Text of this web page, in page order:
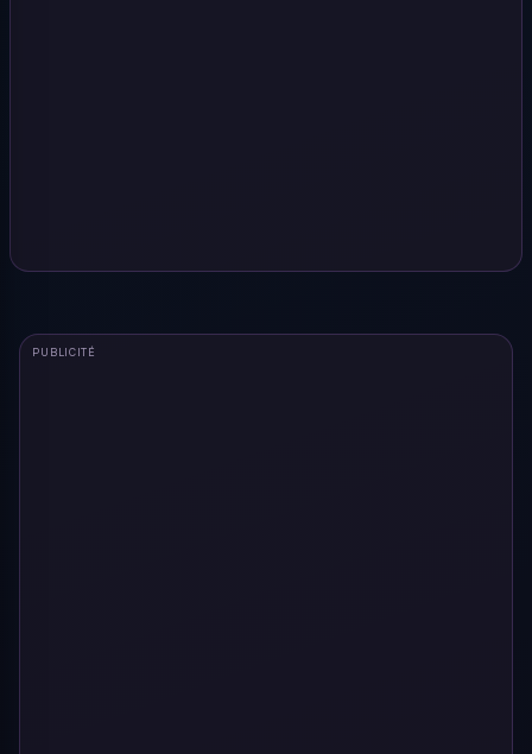
PUBLICITÉ